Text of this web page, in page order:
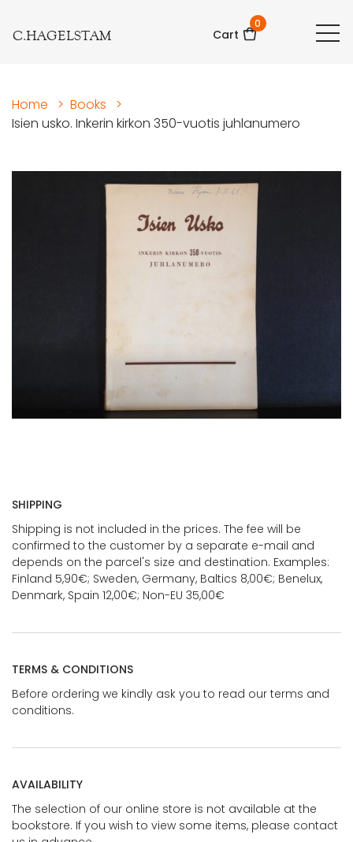
C.HAGELSTAM Cart
0
Home > Books
>
Isien usko. Inkerin kirkon 350-vuotis juhlanumero
SHIPPING
Shipping is not included in the prices. The fee will be
confirmed to the customer by a separate e-mail and
depends on the parcel's size and destination. Examples:
Finland 5,90€; Sweden, Germany, Baltics 8,00€; Benelux,
Denmark, Spain 12,00€; Non-EU 35,00€
TERMS & CONDITIONS
Before ordering we kindly ask you to read our terms and
conditions.
AVAILABILITY
The selection of our online store is not available at the
bookstore. If you wish to view some items, please contact